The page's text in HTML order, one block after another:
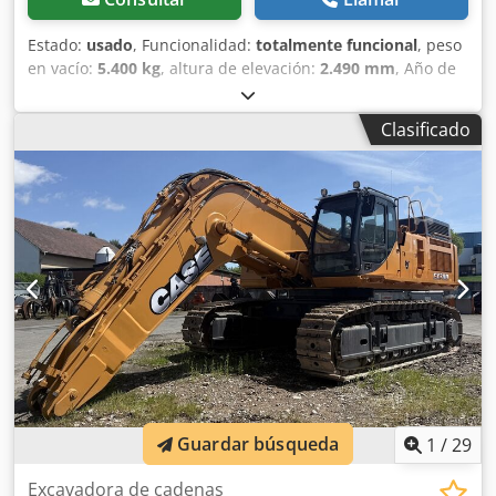
inventario: 2926-26
Estado: usado, Funcionalidad: totalmente funcional, peso
en vacío: 5.400 kg, altura de elevación: 2.490 mm, Año de
, horas de funcionamiento:
longitud total:5.550 mm, altura de construcción:2.500
, ancho de
construcción:
, Otros Clase de velocidad: 25
Dkodpfx Ahjwlxgaoujr Estado técnico: normal Estado de la
batería: normal
Clasificado
1 /29
Excavadora de cadenas
Guardar búsqueda